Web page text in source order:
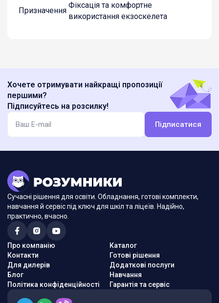
Призначення
Фіксація та комфортне
використання екзоскелета
Хочете отримувати найкращі пропозиції
першими?
Підписуйтесь на розсилку!
Підписатися
Сучасні рішення для освіти. Обладнання, готові комплекти,
навчання й сервіс під ключ для шкіл та ліцеїв. Надійно,
практично, вчасно.
Про компанію
Контакти
Для дилерів
Блог
Політика конфіденційності
Каталог
Готові рішення
Додаткові послуги
Навчання
Гарантія та сервіс